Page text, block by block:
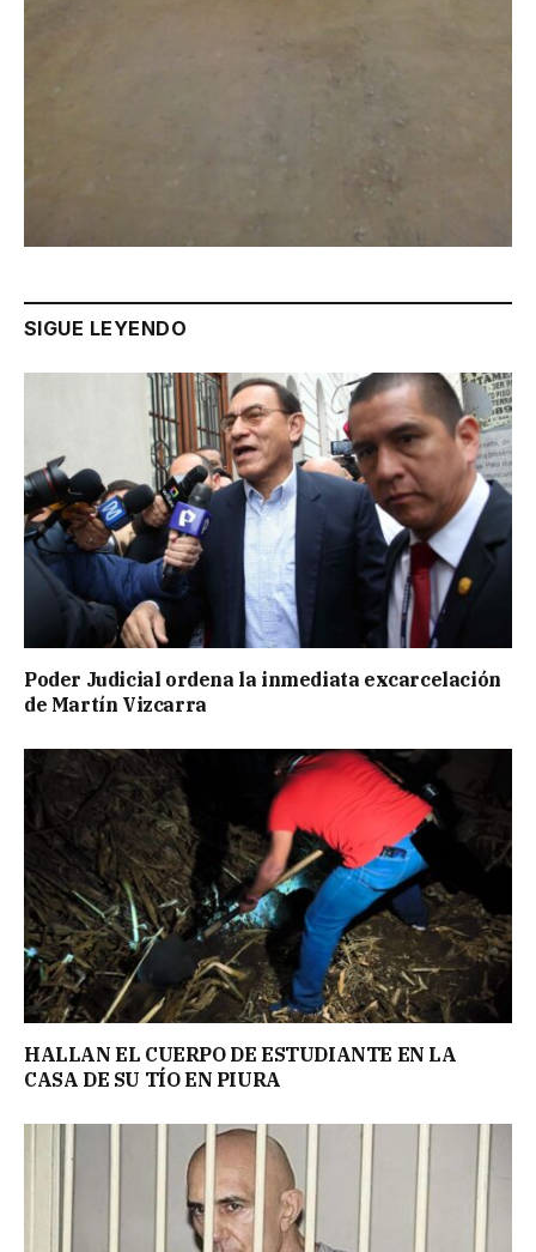
SIGUE LEYENDO
Poder Judicial ordena la inmediata excarcelación
de Martín Vizcarra
HALLAN EL CUERPO DE ESTUDIANTE EN LA
CASA DE SU TÍO EN PIURA